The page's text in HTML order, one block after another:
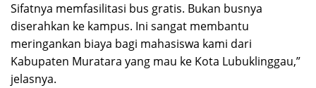
Sifatnya memfasilitasi bus gratis. Bukan busnya
diserahkan ke kampus. Ini sangat membantu
meringankan biaya bagi mahasiswa kami dari
Kabupaten Muratara yang mau ke Kota Lubuklinggau,”
jelasnya.